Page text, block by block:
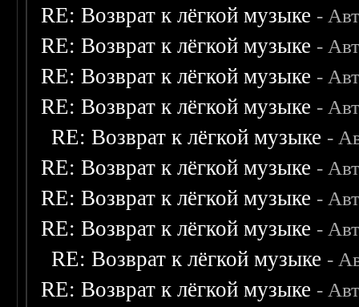
RE: Возврат к лёгкой музыке -
RE: Возврат к лёгкой музыке -
RE: Возврат к лёгкой музыке -
RE: Возврат к лёгкой музыке -
RE: Возврат к лёгкой музыке -
RE: Возврат к лёгкой музыке -
RE: Возврат к лёгкой музыке -
RE: Возврат к лёгкой музыке -
RE: Возврат к лёгкой музыке -
RE: Возврат к лёгкой музыке -